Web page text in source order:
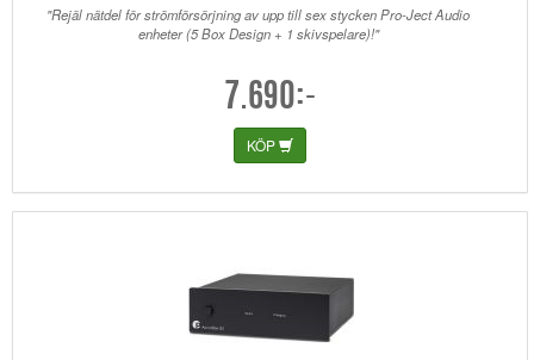
"Rejäl nätdel för strömförsörjning av upp till sex stycken Pro-Ject Audio
enheter (5 Box Design + 1 skivspelare)!"
7.690:-
KÖP